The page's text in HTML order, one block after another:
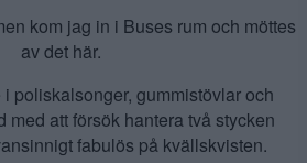
kom jag in i Buses rum och möttes
av det här.
poliskalsonger, gummistövlar och
med att försök hantera två stycken
fabulös på kvällskvisten.